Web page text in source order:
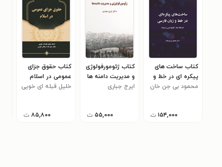
کتاب ساخت های
پیکره ای در خط و
زبان فارسی
محمود بی جن خان
۱۵۴,۰۰۰ ت
کتاب ژئومورفولوژی
و مدیریت دامنه ها
ایرج جباری
۵۵,۰۰۰ ت
کتاب حقوق جزای
عمومی در اسلام
خلیل قبله ای خویی
۸۵,۸۰۰ ت